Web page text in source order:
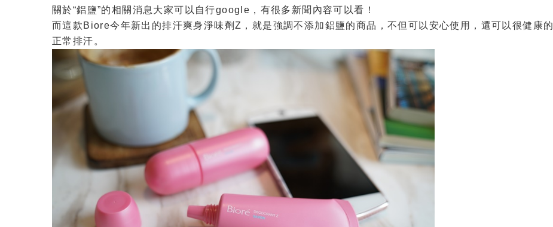
關於“鋁鹽”的相關消息大家可以自行google，有很多新聞內容可以看！
而這款Biore今年新出的排汗爽身淨味劑Z，就是強調不添加鋁鹽的商品，不但可以安心使用，還可以很健康的
正常排汗。